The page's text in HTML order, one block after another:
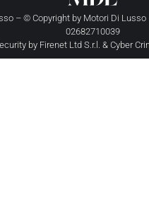
– © Copyright by Motori Di Lusso
02682710039
by Firenet Ltd S.r.l. & Cyber